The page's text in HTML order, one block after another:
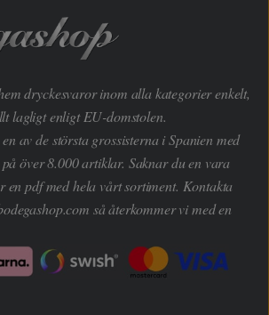
dryckesvaror inom alla kategorier enkelt,
lagligt enligt EU-domstolen.
av de största grossisterna i Spanien med
över 8.000 artiklar. Saknar du en vara
en pdf med hela vårt sortiment. Kontakta
så återkommer vi med en